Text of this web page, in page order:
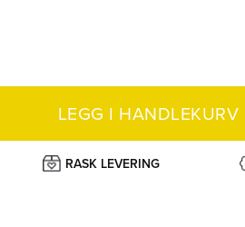
LEGG I HANDLEKURV
RASK LEVERING